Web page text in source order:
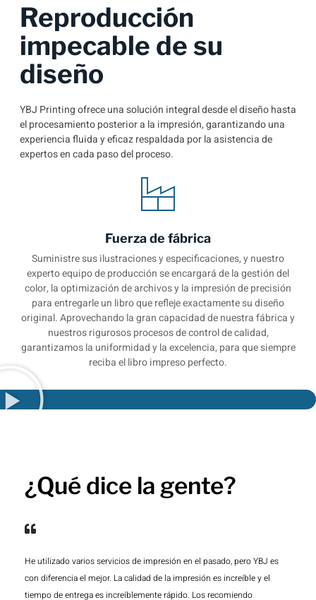
Reproducción
impecable de su
diseño
YBJ Printing ofrece una solución integral desde el diseño hasta
el procesamiento posterior a la impresión, garantizando una
experiencia fluida y eficaz respaldada por la asistencia de
expertos en cada paso del proceso.
Fuerza de fábrica
Suministre sus ilustraciones y especificaciones, y nuestro
experto equipo de producción se encargará de la gestión del
color, la optimización de archivos y la impresión de precisión
para entregarle un libro que refleje exactamente su diseño
original. Aprovechando la gran capacidad de nuestra fábrica y
nuestros rigurosos procesos de control de calidad,
garantizamos la uniformidad y la excelencia, para que siempre
reciba el libro impreso perfecto.
¿Qué dice la gente?
He utilizado varios servicios de impresión en el pasado, pero YBJ es
con diferencia el mejor. La calidad de la impresión es increíble y el
tiempo de entrega es increíblemente rápido. Los recomiendo